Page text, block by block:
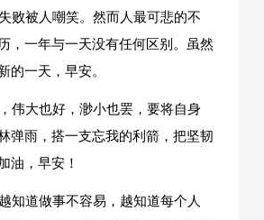
败被人嘲笑。然而人最可悲的不
，一年与一天没有任何区别。虽然
的一天，早安。
伟大也好，渺小也罢，要将自身
弹雨，搭一支忘我的利箭，把坚韧
油，早安！
知道做事不容易，越知道每个人